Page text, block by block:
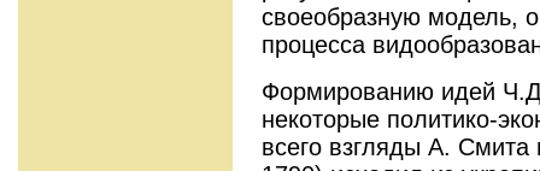
своеобразную модель,
процесса
Формированию идей
некоторые политико-
всего взгляды А.